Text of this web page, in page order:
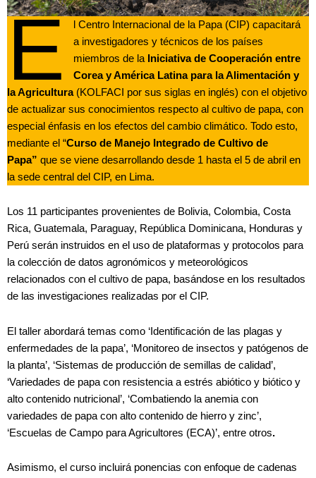
E
l Centro Internacional de la Papa (CIP) capacitará
a investigadores y técnicos de los países
miembros de la Iniciativa de Cooperación entre
Corea y América Latina para la Alimentación y
la Agricultura(KOLFACI por sus siglas en inglés) con el objetivo
de actualizar sus conocimientos respecto al cultivo de papa, con
especial énfasis en los efectos del cambio climático. Todo esto,
mediante el “Curso de Manejo Integrado de Cultivo de
Papa” que se viene desarrollando desde 1 hasta el 5 de abril en
la sede central del CIP, en Lima.
Los 11 participantes provenientes de Bolivia, Colombia, Costa
Rica, Guatemala, Paraguay, República Dominicana, Honduras y
Perú serán instruidos en el uso de plataformas y protocolos para
la colección de datos agronómicos y meteorológicos
relacionados con el cultivo de papa, basándose en los resultados
de las investigaciones realizadas por el CIP.
El taller abordará temas como ‘Identificación de las plagas y
enfermedades de la papa’, ‘Monitoreo de insectos y patógenos de
la planta’, ‘Sistemas de producción de semillas de calidad’,
‘Variedades de papa con resistencia a estrés abiótico y biótico y
alto contenido nutricional’, ‘Combatiendo la anemia con
variedades de papa con alto contenido de hierro y zinc’,
‘Escuelas de Campo para Agricultores (ECA)’, entre otros.
Asimismo, el curso incluirá ponencias con enfoque de cadenas